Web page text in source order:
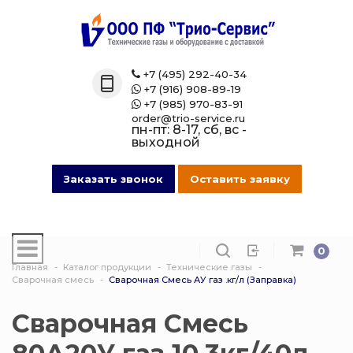
Назад
Технические газы
Азот
Ацетилен
Газовые баллоны
Гелиевые
016 Сварочная проволока
007 Зажимы
014 Редуктора
0
+7 (495) 292-40-34
+7 (916) 908-89-19
+7 (985) 970-83-91
order@trio-service.ru
пн-пт: 8-17, сб, вс -
выходной
Заказать звонок Оставить заявку
Главная Каталог продукции
Технические газы
Сварочная смесь
Сварочная Смесь АУ газ .кг/л (Заправка)
Сварочная Смесь